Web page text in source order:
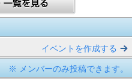
イベントを作成する
※ メンバーのみ投稿できます。